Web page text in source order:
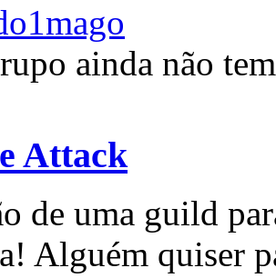
ainda não
Attack
de uma guild
Alguém quiser